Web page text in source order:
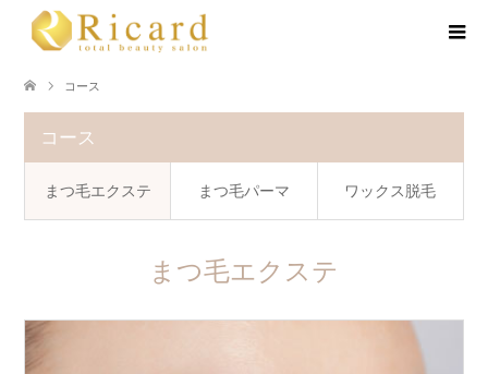
コース
コース
まつ毛エクステ まつ毛パーマ ワックス脱毛
まつ毛エクステ